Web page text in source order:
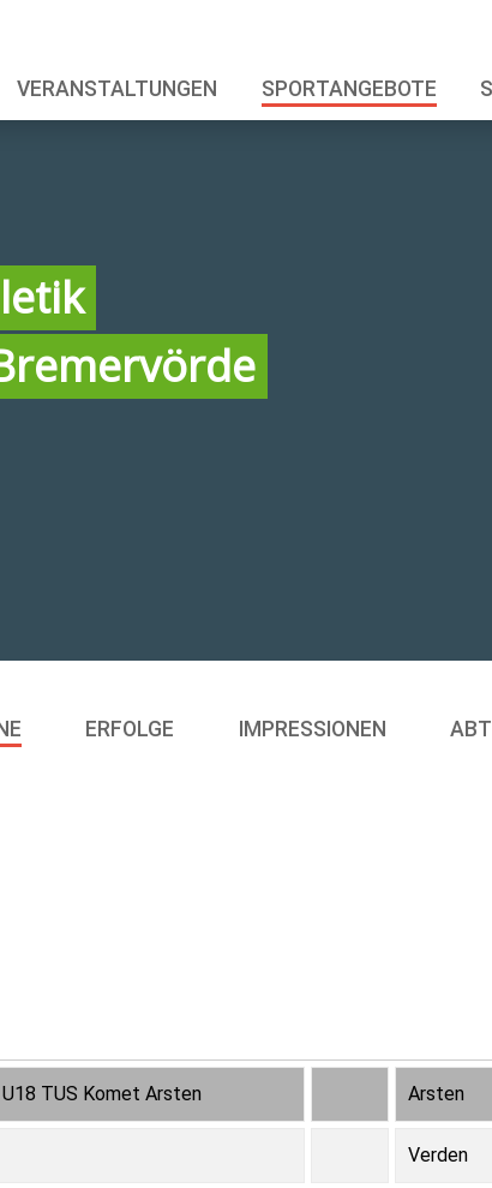
VERANSTALTUNGEN SPORTANGEBOTE
ERFOLGE IMPRESSIONEN
TUS Komet Arsten Arsten
Verden